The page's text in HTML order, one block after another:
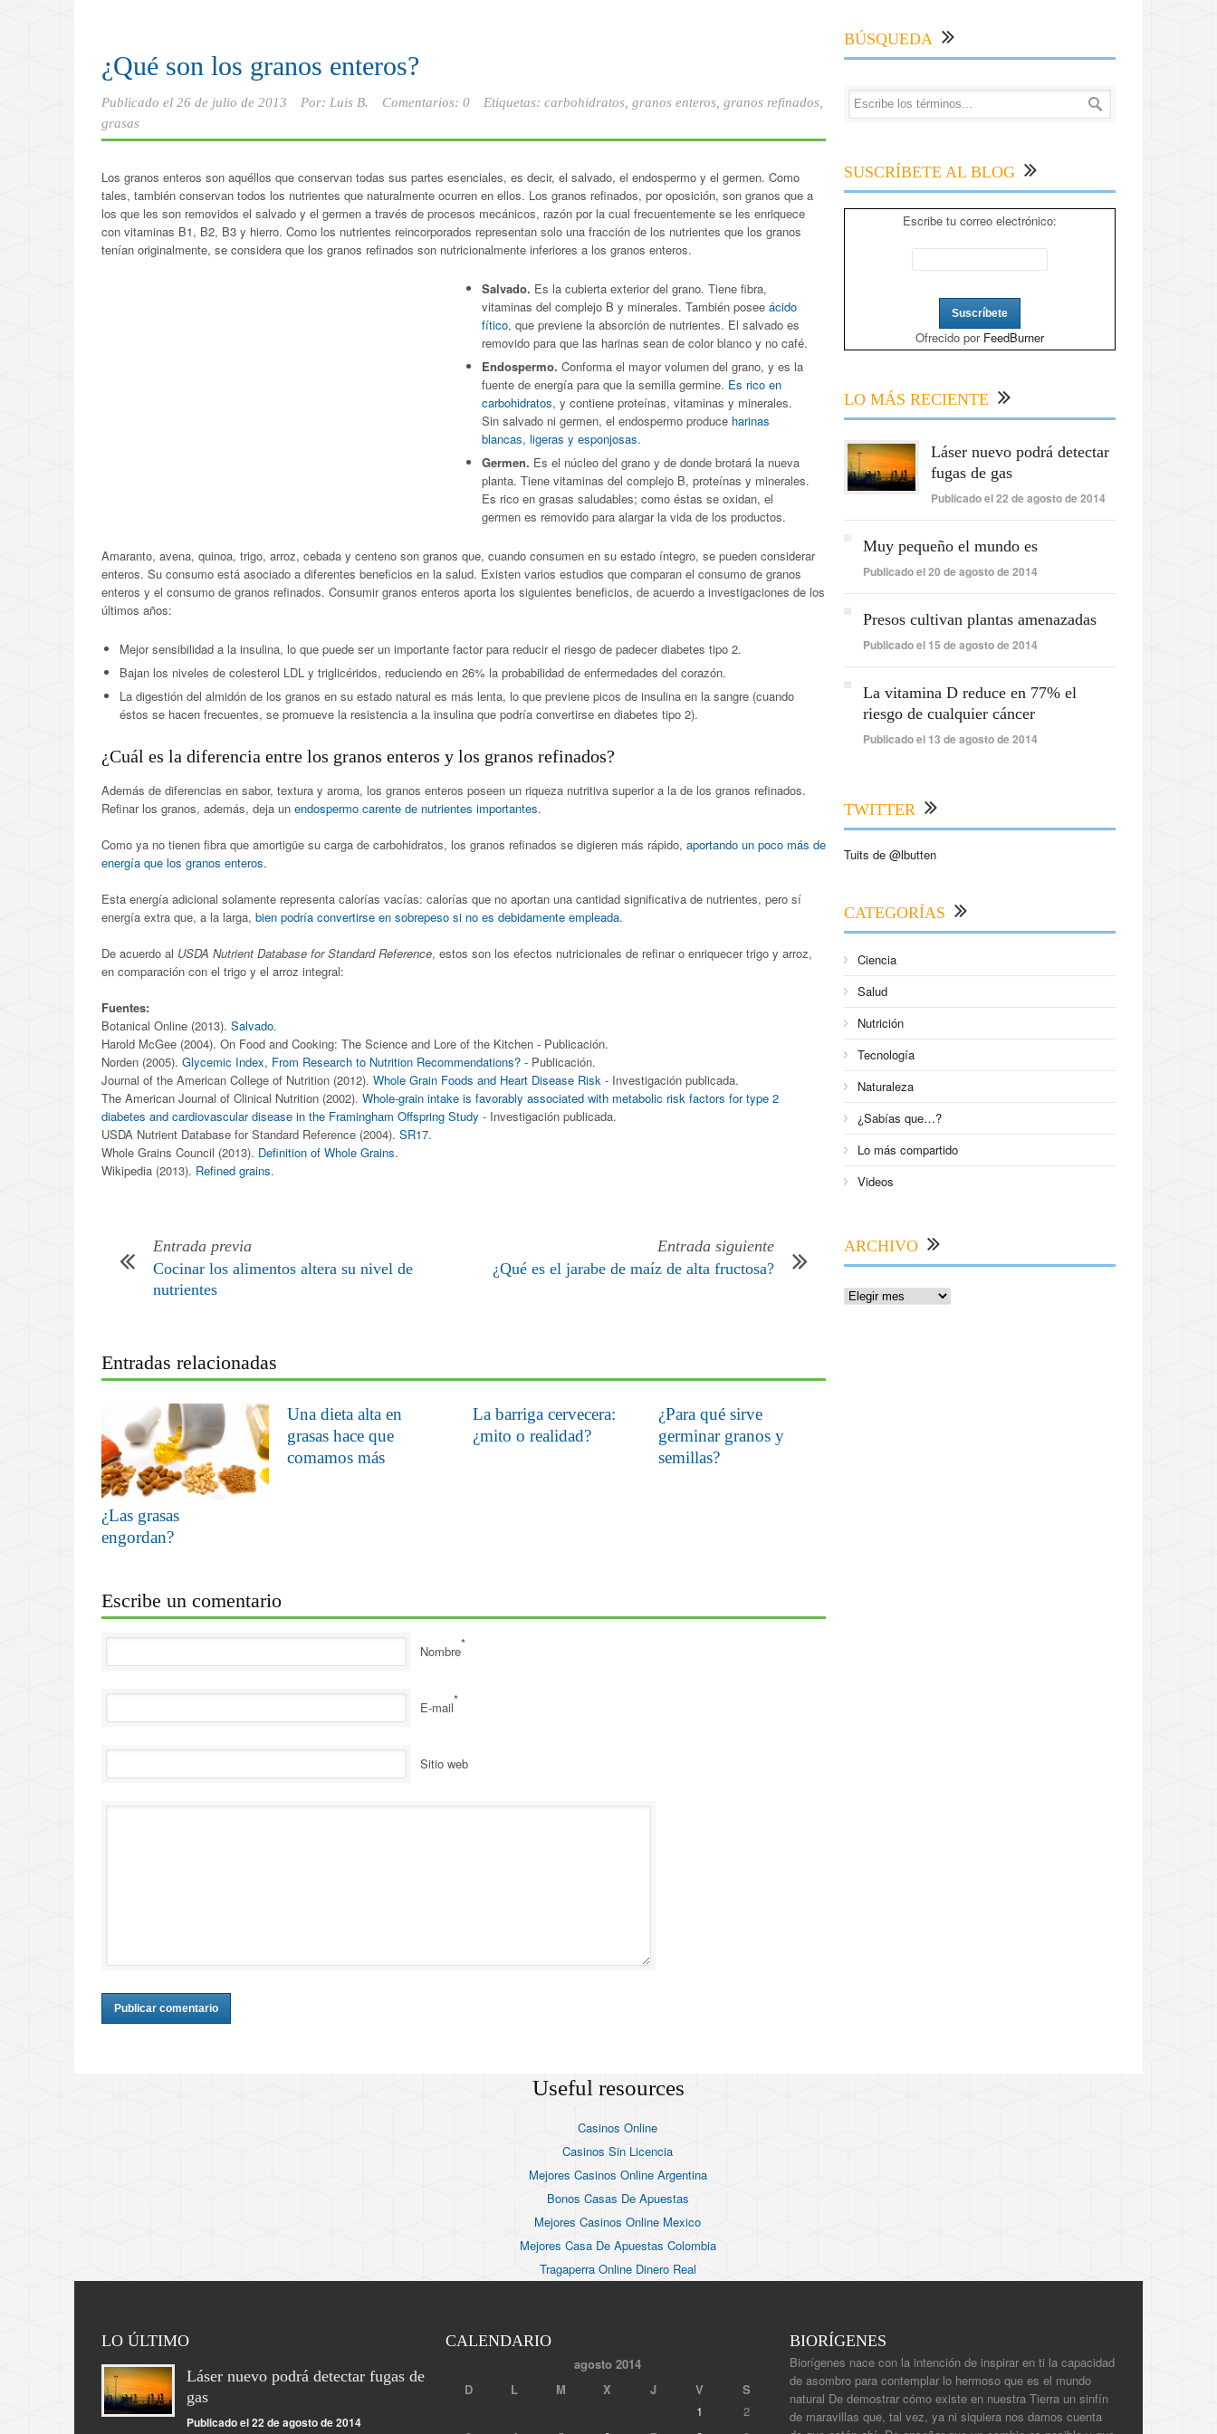
¿Qué son los granos enteros?
Publicado el 26 de julio de 2013 Por: Luis B. Comentarios: 0 Etiquetas: carbohidratos, granos enteros, granos refinados,
grasas
Los granos enteros son aquéllos que conservan todas sus partes esenciales, es decir, el salvado, el endospermo y el germen. Como
tales, también conservan todos los nutrientes que naturalmente ocurren en ellos. Los granos refinados, por oposición, son granos que a
los que les son removidos el salvado y el germen a través de procesos mecánicos, razón por la cual frecuentemente se les enriquece
con vitaminas B1, B2, B3 y hierro. Como los nutrientes reincorporados representan solo una fracción de los nutrientes que los granos
tenían originalmente, se considera que los granos refinados son nutricionalmente inferiores a los granos enteros.
Salvado. Es la cubierta exterior del grano. Tiene fibra,
vitaminas del complejo B y minerales. También posee ácido
fítico, que previene la absorción de nutrientes. El salvado es
removido para que las harinas sean de color blanco y no café.
Endospermo. Conforma el mayor volumen del grano, y es la
fuente de energía para que la semilla germine. Es rico en
carbohidratos, y contiene proteínas, vitaminas y minerales.
Sin salvado ni germen, el endospermo produce harinas
blancas, ligeras y esponjosas.
Germen. Es el núcleo del grano y de donde brotará la nueva
planta. Tiene vitaminas del complejo B, proteínas y minerales.
Es rico en grasas saludables; como éstas se oxidan, el
germen es removido para alargar la vida de los productos.
Amaranto, avena, quinoa, trigo, arroz, cebada y centeno son granos que, cuando consumen en su estado íntegro, se pueden considerar
enteros. Su consumo está asociado a diferentes beneficios en la salud. Existen varios estudios que comparan el consumo de granos
enteros y el consumo de granos refinados. Consumir granos enteros aporta los siguientes beneficios, de acuerdo a investigaciones de los
últimos años:
Mejor sensibilidad a la insulina, lo que puede ser un importante factor para reducir el riesgo de padecer diabetes tipo 2.
Bajan los niveles de colesterol LDL y triglicéridos, reduciendo en 26% la probabilidad de enfermedades del corazón.
La digestión del almidón de los granos en su estado natural es más lenta, lo que previene picos de insulina en la sangre (cuando
éstos se hacen frecuentes, se promueve la resistencia a la insulina que podría convertirse en diabetes tipo 2).
¿Cuál es la diferencia entre los granos enteros y los granos refinados?
Además de diferencias en sabor, textura y aroma, los granos enteros poseen un riqueza nutritiva superior a la de los granos refinados.
Refinar los granos, además, deja un endospermo carente de nutrientes importantes.
Como ya no tienen fibra que amortigüe su carga de carbohidratos, los granos refinados se digieren más rápido, aportando un poco más de
energía que los granos enteros.
Esta energía adicional solamente representa calorías vacías: calorías que no aportan una cantidad significativa de nutrientes, pero sí
energía extra que, a la larga, bien podría convertirse en sobrepeso si no es debidamente empleada.
De acuerdo al USDA Nutrient Database for Standard Reference, estos son los efectos nutricionales de refinar o enriquecer trigo y arroz,
en comparación con el trigo y el arroz integral:
Fuentes:
Botanical Online (2013). Salvado.
Harold McGee (2004). On Food and Cooking: The Science and Lore of the Kitchen - Publicación.
Norden (2005). Glycemic Index, From Research to Nutrition Recommendations? - Publicación.
Journal of the American College of Nutrition (2012). Whole Grain Foods and Heart Disease Risk - Investigación publicada.
The American Journal of Clinical Nutrition (2002). Whole-grain intake is favorably associated with metabolic risk factors for type 2
diabetes and cardiovascular disease in the Framingham Offspring Study - Investigación publicada.
USDA Nutrient Database for Standard Reference (2004). SR17.
Whole Grains Council (2013). Definition of Whole Grains.
Wikipedia (2013). Refined grains.
Entrada previa
Cocinar los alimentos altera su nivel de
nutrientes
Entrada siguiente
¿Qué es el jarabe de maíz de alta fructosa?
Entradas relacionadas
¿Las grasas
engordan?
Una dieta alta en
grasas hace que
comamos más
La barriga cervecera:
¿mito o realidad?
¿Para qué sirve
germinar granos y
semillas?
Escribe un comentario
Nombre*
E-mail*
Sitio web
BÚSQUEDA
SUSCRÍBETE AL BLOG
Escribe tu correo electrónico:
Ofrecido por FeedBurner
LO MÁS RECIENTE
Láser nuevo podrá detectar
fugas de gas
Publicado el 22 de agosto de 2014
Muy pequeño el mundo es
Publicado el 20 de agosto de 2014
Presos cultivan plantas amenazadas
Publicado el 15 de agosto de 2014
La vitamina D reduce en 77% el
riesgo de cualquier cáncer
Publicado el 13 de agosto de 2014
TWITTER
Tuits de @lbutten
CATEGORÍAS
Ciencia
Salud
Nutrición
Tecnología
Naturaleza
¿Sabías que…?
Lo más compartido
Videos
ARCHIVO
Useful resources
Casinos Online
Casinos Sin Licencia
Mejores Casinos Online Argentina
Bonos Casas De Apuestas
Mejores Casinos Online Mexico
Mejores Casa De Apuestas Colombia
Tragaperra Online Dinero Real
LO ÚLTIMO
Láser nuevo podrá detectar fugas de
gas
Publicado el 22 de agosto de 2014
CALENDARIO
agosto 2014
D
L M X J V
S
1
2
BIORÍGENES
Biorígenes nace con la intención de inspirar en ti la capacidad
de asombro para contemplar lo hermoso que es el mundo
natural De demostrar cómo existe en nuestra Tierra un sinfín
de maravillas que, tal vez, ya ni siquiera nos damos cuenta